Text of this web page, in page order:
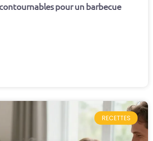
pour un barbecue
RECETTES